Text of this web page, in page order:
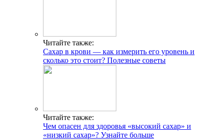
Читайте также:
Сахар в крови — как измерить его уровень и
сколько это стоит? Полезные советы
Читайте также:
Чем опасен для здоровья «высокий сахар» и
«низкий сахар»? Узнайте больше